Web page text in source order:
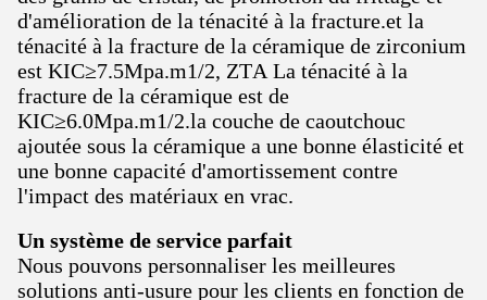
d'amélioration de la ténacité à la fracture.et la
ténacité à la fracture de la céramique de zirconium
est KIC≥7.5Mpa.m1/2, ZTA La ténacité à la
fracture de la céramique est de
KIC≥6.0Mpa.m1/2.la couche de caoutchouc
ajoutée sous la céramique a une bonne élasticité et
une bonne capacité d'amortissement contre
l'impact des matériaux en vrac.
Un système de service parfait
Nous pouvons personnaliser les meilleures
solutions anti-usure pour les clients en fonction de